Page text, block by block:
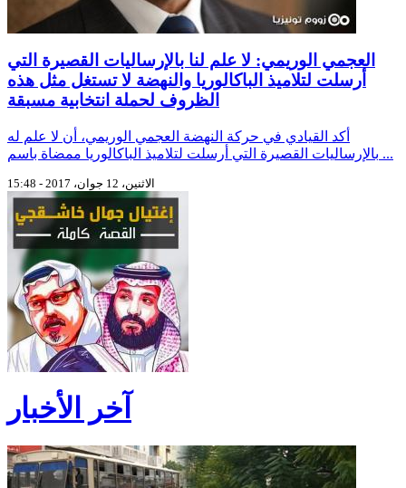
العجمي الوريمي: لا علم لنا بالإرساليات القصيرة التي
أرسلت لتلاميذ الباكالوريا والنهضة لا تستغل مثل هذه
الظروف لحملة انتخابية مسبقة
أكد القيادي في حركة النهضة العجمي الوريمي، أن لا علم له
بالإرساليات القصيرة التي أرسلت لتلاميذ الباكالوريا ممضاة باسم ...
الاثنين، 12 جوان، 2017 - 15:48
آخر الأخبار